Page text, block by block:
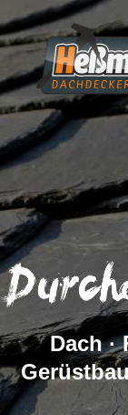
Dach ·